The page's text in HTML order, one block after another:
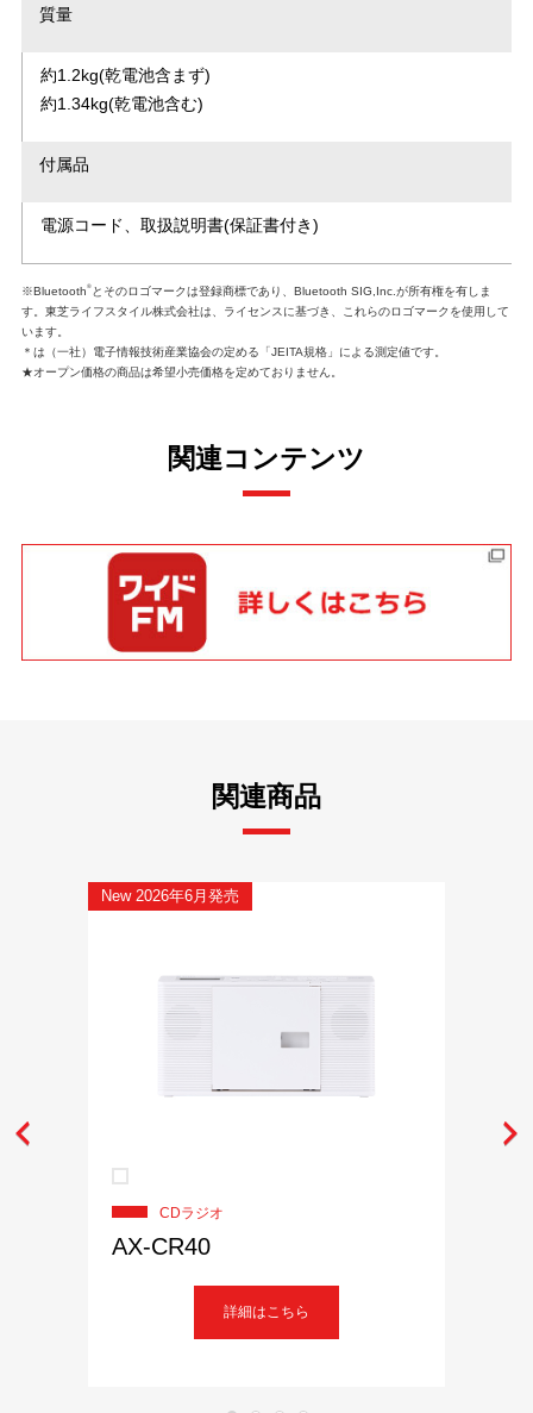
質量
約1.2kg(乾電池含まず)
約1.34kg(乾電池含む)
付属品
電源コード、取扱説明書(保証書付き)
※Bluetooth® とそのロゴマークは登録商標であり、Bluetooth SIG,Inc.が所有権を有しま
す。東芝ライフスタイル株式会社は、ライセンスに基づき、これらのロゴマークを使用して
います。
＊は（一社）電子情報技術産業協会の定める「JEITA規格」による測定値です。
★オープン価格の商品は希望小売価格を定めておりません。
関連コンテンツ
関連商品
New 2026年6月発売
CDラジオ
AX-CR40
詳細はこちら